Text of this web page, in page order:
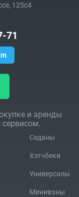
125с4
71
и аренды
Седаны
Хэтчбеки
Универсалы
Минивэны